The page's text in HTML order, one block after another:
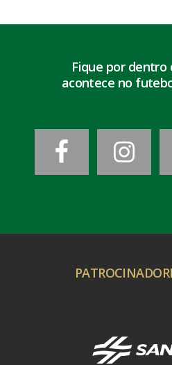
Fique por dentro
acontece no